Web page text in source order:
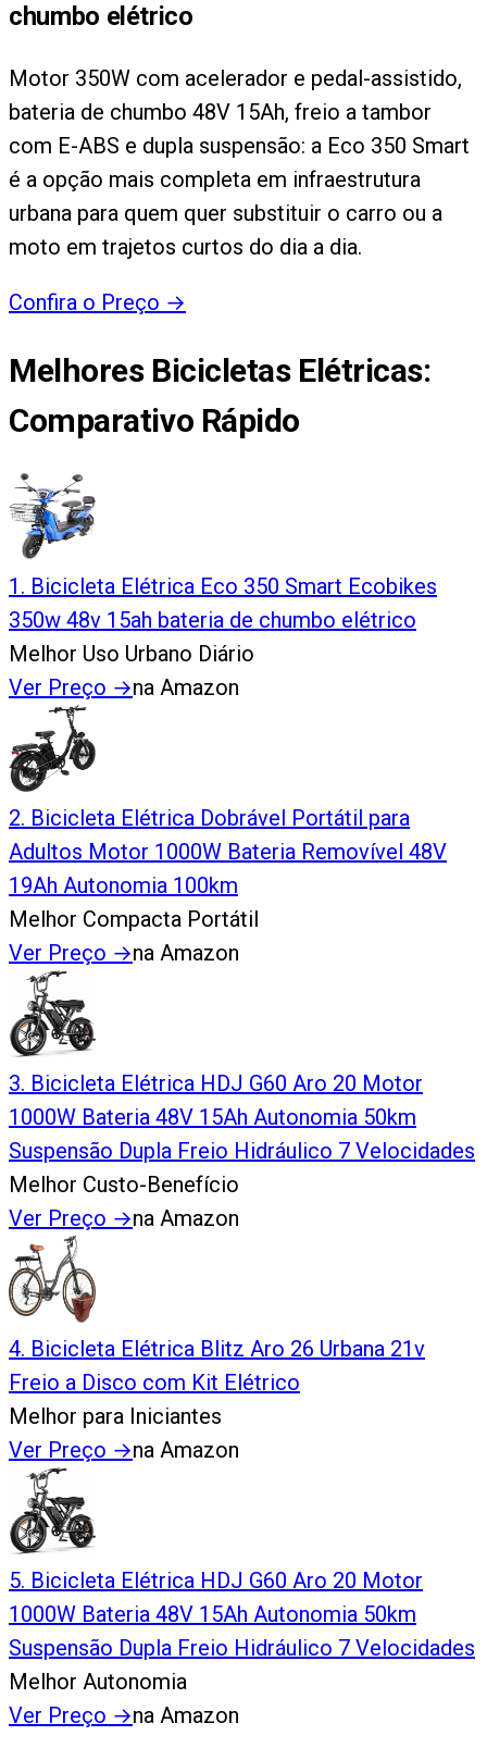
chumbo elétrico
Motor 350W com acelerador e pedal-assistido,
bateria de chumbo 48V 15Ah, freio a tambor
com E-ABS e dupla suspensão: a Eco 350 Smart
é a opção mais completa em infraestrutura
urbana para quem quer substituir o carro ou a
moto em trajetos curtos do dia a dia.
Confira o Preço →
Melhores Bicicletas Elétricas:
Comparativo Rápido
1 . Bicicleta Elétrica Eco 350 Smart Ecobikes
350w 48v 15ah bateria de chumbo elétrico
Melhor Uso Urbano Diário
Ver Preço →na Amazon
2. Bicicleta Elétrica Dobrável Portátil para
Adultos Motor 1000W Bateria Removível 48V
19Ah Autonomia 100km
Melhor Compacta Portátil
Ver Preço →na Amazon
3. Bicicleta Elétrica HDJ G60 Aro 20 Motor
1000W Bateria 48V 15Ah Autonomia 50km
Suspensão Dupla Freio Hidráulico 7 Velocidades
Melhor Custo-Benefício
Ver Preço →na Amazon
4. Bicicleta Elétrica Blitz Aro 26 Urbana 21v
Freio a Disco com Kit Elétrico
Melhor para Iniciantes
Ver Preço →na Amazon
5. Bicicleta Elétrica HDJ G60 Aro 20 Motor
1000W Bateria 48V 15Ah Autonomia 50km
Suspensão Dupla Freio Hidráulico 7 Velocidades
Melhor Autonomia
Ver Preço →na Amazon